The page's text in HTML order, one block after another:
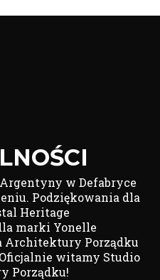
w Defabryce
Podziękowania dla
Heritage
marki Yonelle
Architektury Porządku
witamy Studio
Porządku!